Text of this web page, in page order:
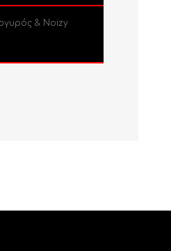
& Noizy